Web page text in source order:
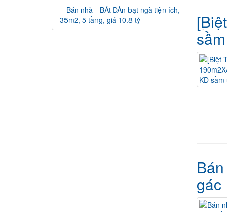
Bán nhà - BÁt ĐÀn bạt ngà tiện ích,
35m2, 5 tầng, giá 10.8 tỷ
gác